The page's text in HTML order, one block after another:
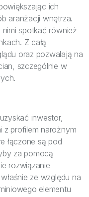
ich
aranżacji wnętrza.
spotkać również
Z całą
oraz pozwalają na
szczególnie w
inwestor,
z profilem narożnym
łączone są pod
za pomocą
rozwiązanie
ze względu na
elementu